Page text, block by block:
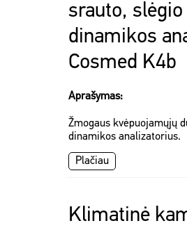
srauto,
dinamikos
Cosmed K4b
Aprašymas:
Žmogaus kvėpuojamųjų
dinamikos analizatorius.
Plačiau
Klimatinė